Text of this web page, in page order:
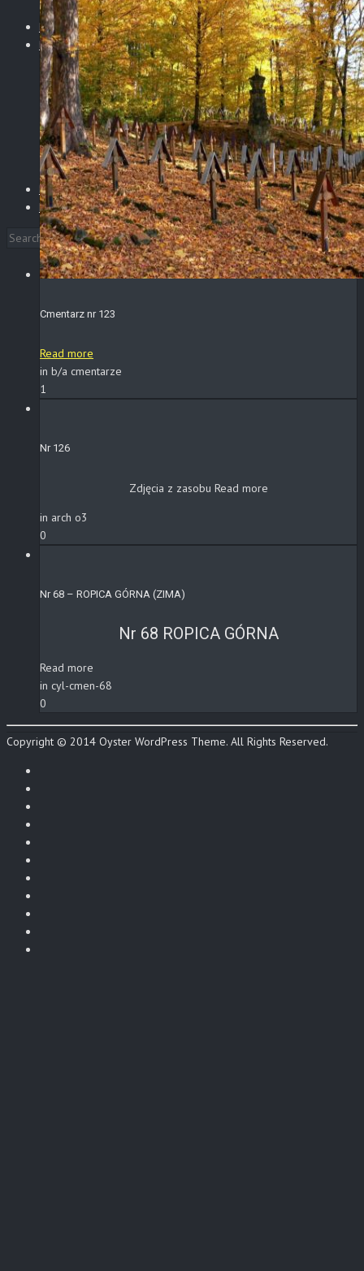
POZOSTAŁE
PANORAMY
PANORAMY CYLINDRYCZNE
CMENTARZE
SŁOWACKIE ZAMKI
WYSOWA
BESKID NISKI
GÓRY
TATRY
POZOSTAŁE
Blog
KONTAKT
Cmentarz nr 123
Read more
in b/a cmentarze
1
Nr 126
Zdjęcia z zasobu Read more
in arch o3
0
Nr 68 – ROPICA GÓRNA (ZIMA)
Nr 68 ROPICA GÓRNA
Read more
in cyl-cmen-68
0
Copyright © 2014 Oyster WordPress Theme. All Rights Reserved.